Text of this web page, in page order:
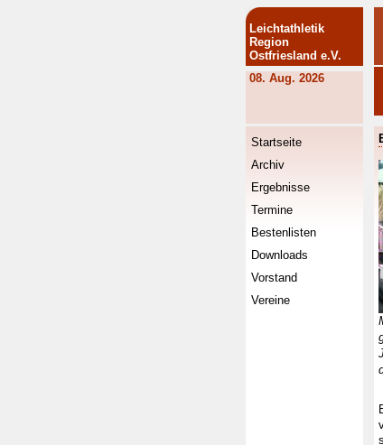
Leichtathletik
Region
Ostfriesland e.V.
08. Aug. 2026
Startseite
Archiv
Ergebnisse
Termine
Bestenlisten
Downloads
Vorstand
Vereine